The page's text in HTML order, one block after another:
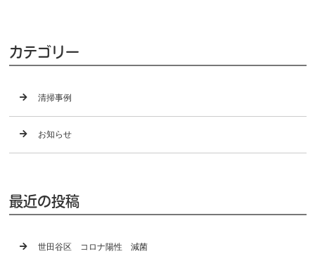
カテゴリー
清掃事例
お知らせ
最近の投稿
世田谷区 コロナ陽性 減菌